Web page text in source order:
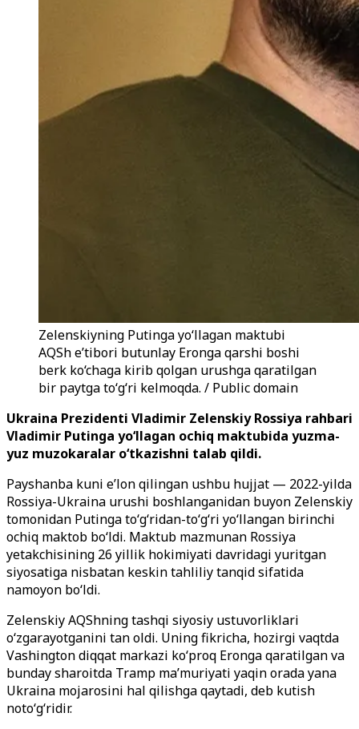
Zelenskiyning Putinga yo‘llagan maktubi
AQSh e’tibori butunlay Eronga qarshi boshi
berk ko‘chaga kirib qolgan urushga qaratilgan
bir paytga to‘g‘ri kelmoqda. / Public domain
Ukraina Prezidenti Vladimir Zelenskiy Rossiya rahbari
Vladimir Putinga yo‘llagan ochiq maktubida yuzma-
yuz muzokaralar o‘tkazishni talab qildi.
Payshanba kuni e’lon qilingan ushbu hujjat — 2022-yilda
Rossiya-Ukraina urushi boshlanganidan buyon Zelenskiy
tomonidan Putinga to‘g‘ridan-to‘g‘ri yo‘llangan birinchi
ochiq maktob bo‘ldi. Maktub mazmunan Rossiya
yetakchisining 26 yillik hokimiyati davridagi yuritgan
siyosatiga nisbatan keskin tahliliy tanqid sifatida
namoyon bo‘ldi.
Zelenskiy AQShning tashqi siyosiy ustuvorliklari
o‘zgarayotganini tan oldi. Uning fikricha, hozirgi vaqtda
Vashington diqqat markazi ko‘proq Eronga qaratilgan va
bunday sharoitda Tramp ma’muriyati yaqin orada yana
Ukraina mojarosini hal qilishga qaytadi, deb kutish
noto‘g‘ridir.